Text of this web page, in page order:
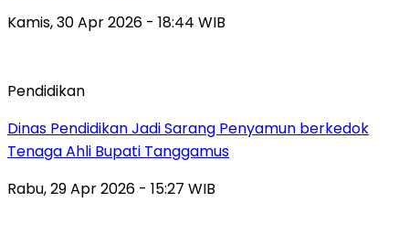
Kamis, 30 Apr 2026 - 18:44 WIB
Pendidikan
Dinas Pendidikan Jadi Sarang Penyamun berkedok
Tenaga Ahli Bupati Tanggamus
Rabu, 29 Apr 2026 - 15:27 WIB